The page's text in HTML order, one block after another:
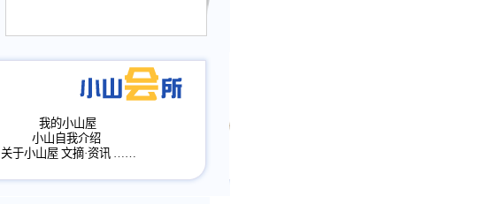
我的小山屋
小山自我介绍
关于小山屋 文摘·资讯 ……